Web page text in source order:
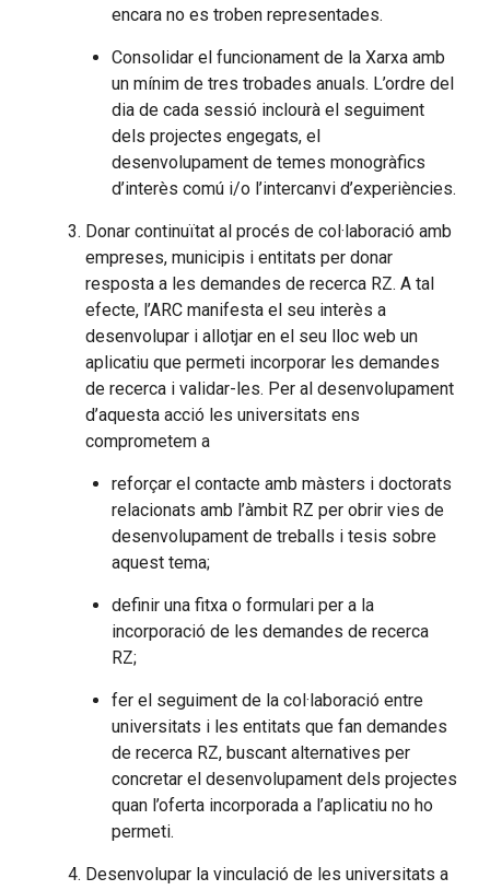
encara no es troben representades.
Consolidar el funcionament de la Xarxa amb
un mínim de tres trobades anuals. L’ordre del
dia de cada sessió inclourà el seguiment
dels projectes engegats, el
desenvolupament de temes monogràfics
d’interès comú i/o l’intercanvi d’experiències.
Donar continuïtat al procés de col·laboració amb
empreses, municipis i entitats per donar
resposta a les demandes de recerca RZ. A tal
efecte, l’ARC manifesta el seu interès a
desenvolupar i allotjar en el seu lloc web un
aplicatiu que permeti incorporar les demandes
de recerca i validar-les. Per al desenvolupament
d’aquesta acció les universitats ens
comprometem a
reforçar el contacte amb màsters i doctorats
relacionats amb l’àmbit RZ per obrir vies de
desenvolupament de treballs i tesis sobre
aquest tema;
definir una fitxa o formulari per a la
incorporació de les demandes de recerca
RZ;
fer el seguiment de la col·laboració entre
universitats i les entitats que fan demandes
de recerca RZ, buscant alternatives per
concretar el desenvolupament dels projectes
quan l’oferta incorporada a l’aplicatiu no ho
permeti.
Desenvolupar la vinculació de les universitats a